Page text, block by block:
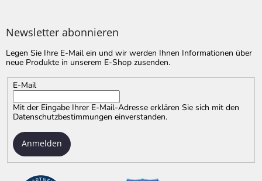
Newsletter abonnieren
Legen Sie Ihre E-Mail ein und wir werden Ihnen Informationen über
neue Produkte in unserem E-Shop zusenden.
E-Mail
Mit der Eingabe Ihrer E-Mail-Adresse erklären Sie sich mit den
Datenschutzbestimmungen einverstanden.
Anmelden